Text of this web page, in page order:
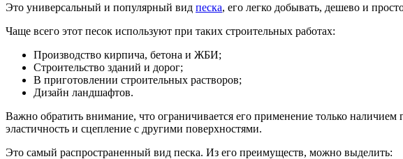
Это универсальный и популярный вид песка, его легко добывать, дешево и
Чаще всего этот песок используют при таких строительных работах:
Производство кирпича, бетона и ЖБИ;
Строительство зданий и дорог;
В приготовлении строительных растворов;
Дизайн ландшафтов.
Важно обратить внимание, что ограничивается его применение только
эластичность и сцепление с другими поверхностями.
Это самый распространенный вид песка. Из его преимуществ, можно выделить: